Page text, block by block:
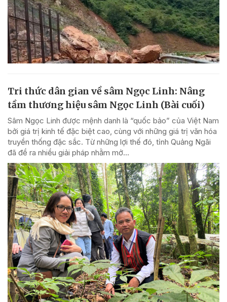
Tri thức dân gian về sâm Ngọc Linh: Nâng
tầm thương hiệu sâm Ngọc Linh (Bài cuối)
Sâm Ngọc Linh được mệnh danh là “quốc bảo” của Việt Nam
bởi giá trị kinh tế đặc biệt cao, cùng với những giá trị văn hóa
truyền thống đặc sắc. Từ những lợi thế đó, tỉnh Quảng Ngãi
đã đề ra nhiều giải pháp nhằm mở...